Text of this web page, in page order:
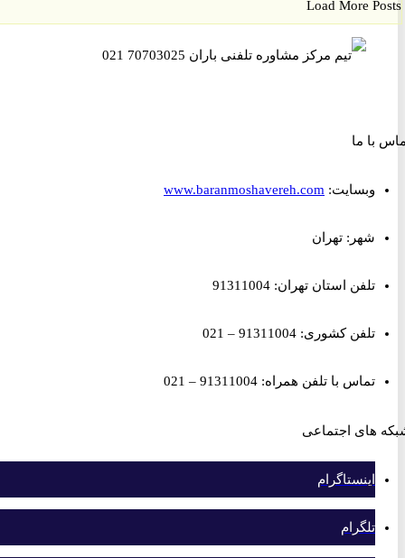
Load More
ما
وبسایت:www.baranmoshavereh.com
شهر: تهران
تلفن استان تهران: 91311004
تلفن کشوری: 91311004 – 021
تماس با تلفن همراه: 91311004 – 021
اجتماعی
اینستاگرام
تلگرام